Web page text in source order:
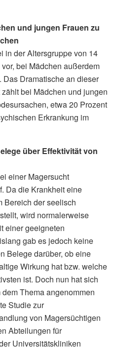
und jungen Frauen zu
in der Altersgruppe von 14
bei Mädchen außerdem
Dramatische an dieser
bei Mädchen und jungen
etwa 20 Prozent
Erkrankung im
über Effektivität von
einer Magersucht
Da die Krankheit eine
Bereich der seelisch
wird normalerweise
einer geeigneten
gab es jedoch keine
Belege darüber, ob eine
Wirkung hat bzw. welche
ist. Doch nun hat sich
Thema angenommen
Studie zur
von Magersüchtigen
Abteilungen für
Universitätskliniken